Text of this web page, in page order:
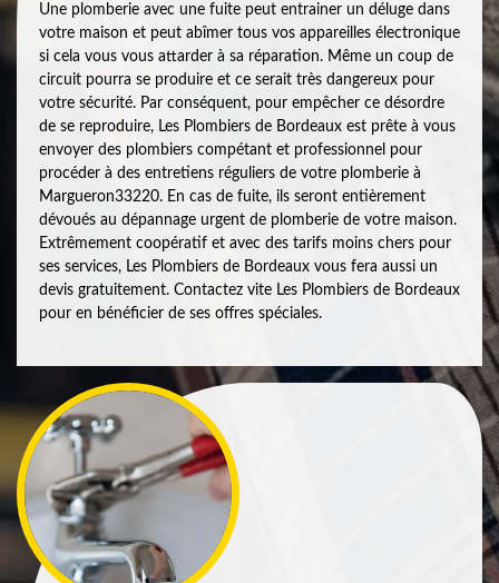
Une plomberie avec une fuite peut entrainer un déluge dans
votre maison et peut abîmer tous vos appareilles électronique
si cela vous vous attarder à sa réparation. Même un coup de
circuit pourra se produire et ce serait très dangereux pour
votre sécurité. Par conséquent, pour empêcher ce désordre
de se reproduire, Les Plombiers de Bordeaux est prête à vous
envoyer des plombiers compétant et professionnel pour
procéder à des entretiens réguliers de votre plomberie à
Margueron33220. En cas de fuite, ils seront entièrement
dévoués au dépannage urgent de plomberie de votre maison.
Extrêmement coopératif et avec des tarifs moins chers pour
ses services, Les Plombiers de Bordeaux vous fera aussi un
devis gratuitement. Contactez vite Les Plombiers de Bordeaux
pour en bénéficier de ses offres spéciales.